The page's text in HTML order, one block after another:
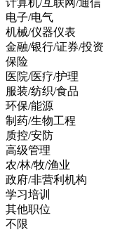
计算机/互联网/通信
电子/电气
机械/仪器仪表
金融/银行/证券/投资
保险
医院/医疗/护理
服装/纺织/食品
环保/能源
制药/生物工程
质控/安防
高级管理
农/林/牧/渔业
政府/非营利机构
学习培训
其他职位
不限